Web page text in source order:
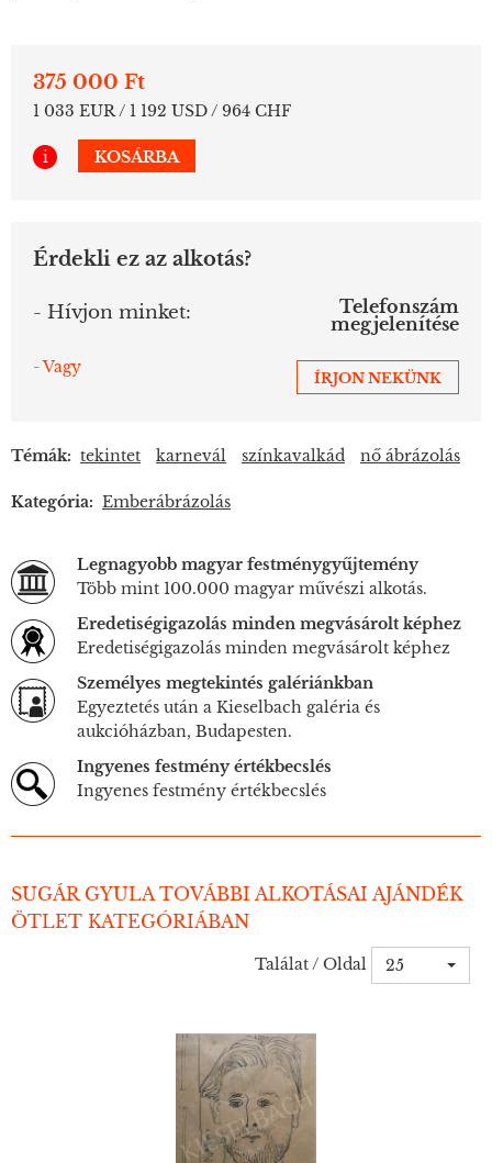
375 000 Ft
1 033 EUR / 1 192 USD / 964 CHF
i KOSÁRBA
Érdekli ez az alkotás?
- Hívjon minket:
Telefonszám
megjelenítése
- Vagy
ÍRJON NEKÜNK
Témák: tekintet karnevál színkavalkád nő ábrázolás
Kategória: Emberábrázolás
Legnagyobb magyar festménygyűjtemény
Több mint 100.000 magyar művészi alkotás.
Eredetiségigazolás minden megvásárolt képhez
Eredetiségigazolás minden megvásárolt képhez
Személyes megtekintés galériánkban
Egyeztetés után a Kieselbach galéria és
aukcióházban, Budapesten.
Ingyenes festmény értékbecslés
Ingyenes festmény értékbecslés
SUGÁR GYULA TOVÁBBI ALKOTÁSAI AJÁNDÉK
ÖTLET KATEGÓRIÁBAN
Találat / Oldal 25